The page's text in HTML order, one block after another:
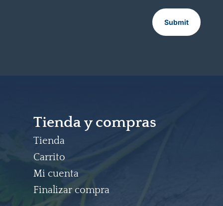
Submit
Tienda y compras
Tienda
Carrito
Mi cuenta
Finalizar compra